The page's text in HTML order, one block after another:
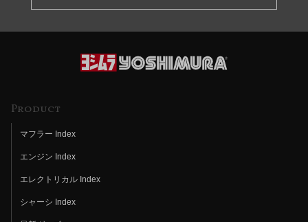
Product
マフラー Index
エンジン Index
エレクトリカル Index
シャーシ Index